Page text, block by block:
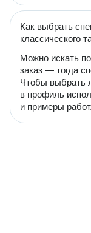
Как выбрать
классического
Можно искать
заказ — тогда
Чтобы выбрать
в профиль
и примеры работ.